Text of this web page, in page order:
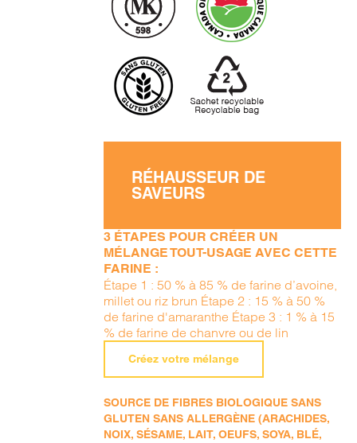
RÉHAUSSEUR DE
SAVEURS
3 ÉTAPES POUR CRÉER UN
MÉLANGE TOUT-USAGE AVEC CETTE
FARINE :
Étape 1 : 50 % à 85 % de farine d’avoine,
millet ou riz brun Étape 2 : 15 % à 50 %
de farine d'amaranthe Étape 3 : 1 % à 15
% de farine de chanvre ou de lin
Créez votre mélange
SOURCE DE FIBRES BIOLOGIQUE SANS
GLUTEN SANS ALLERGÈNE (ARACHIDES,
NOIX, SÉSAME, LAIT, OEUFS, SOYA, BLÉ,